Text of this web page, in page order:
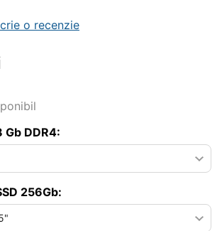
o recenzie
Gb DDR4:
256Gb: